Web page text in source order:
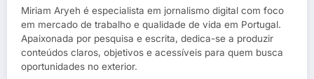
Miriam Aryeh é especialista em jornalismo digital com foco
em mercado de trabalho e qualidade de vida em Portugal.
Apaixonada por pesquisa e escrita, dedica-se a produzir
conteúdos claros, objetivos e acessíveis para quem busca
oportunidades no exterior.